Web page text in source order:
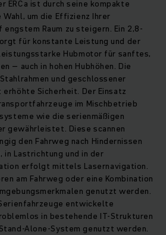
ERCa ist durch seine kompakte
um die Effizienz Ihrer
Raum zu steigern. Ein 2,8-
für konstante Leistung und der
Hubmotor für sanftes,
– auch in hohen Hubhöhen. Die
und geschlossener
Sicherheit. Der Einsatz
im Mischbetrieb
wie die serienmäßigen
gewährleistet. Diese scannen
den Fahrweg nach Hindernissen
in Lastrichtung und in der
erfolgt mittels Lasernavigation.
am Fahrweg oder eine Kombination
genutzt werden.
entwickelte
in bestehende IT-Strukturen
Alone-System genutzt werden.